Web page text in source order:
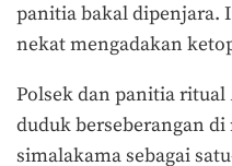
panitia bakal dipenjara.
nekat mengadakan
Polsek dan panitia ritual
duduk berseberangan
simalakama sebagai